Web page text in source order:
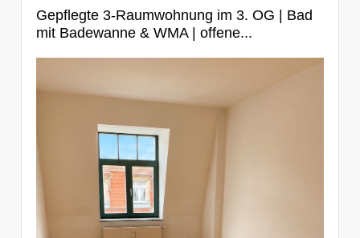
Gepflegte 3-Raumwohnung im 3. OG | Bad
mit Badewanne & WMA | offene...